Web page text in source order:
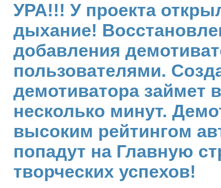
УРА!!! У проекта
дыхание!
добавления
пользователями.
демотиватора займет
несколько минут.
высоким рейтингом
попадут на Главную
творческих успехов!